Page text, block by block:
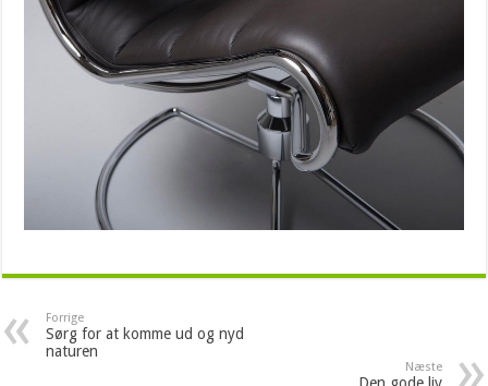
Forrige
Sørg for at komme ud og nyd
naturen
Næste
Den gode liv